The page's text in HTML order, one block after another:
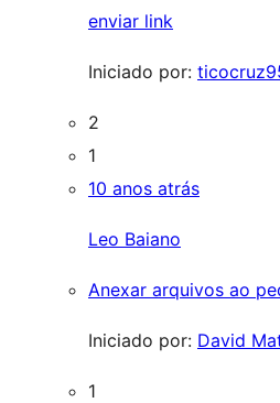
enviar link
Iniciado por:
2
1
10 anos atrás
Leo Baiano
Anexar arquivos ao
Iniciado por: David
1